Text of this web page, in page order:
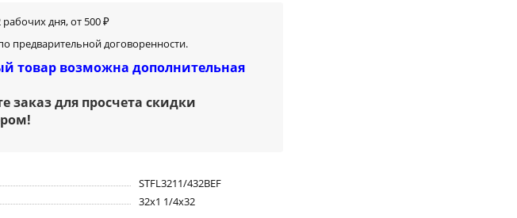
рабочих дня, от 500 ₽
предварительной договоренности.
товар возможна дополнительная
заказ для просчета скидки
!
STFL3211/432BEF
32х1 1/4х32